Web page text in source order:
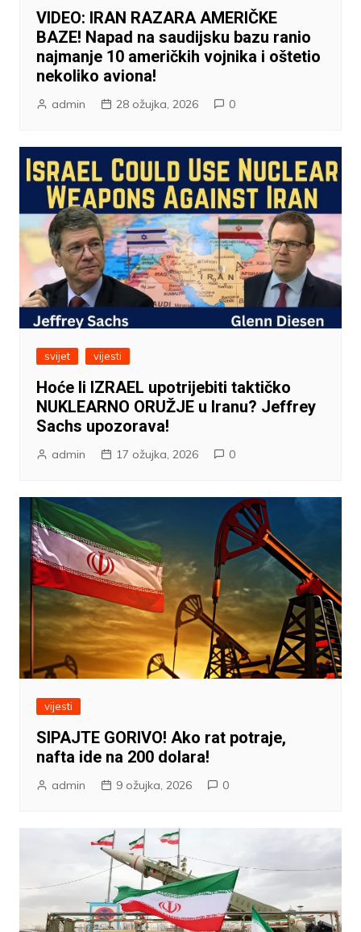
VIDEO: IRAN RAZARA AMERIČKE
BAZE! Napad na saudijsku bazu ranio
najmanje 10 američkih vojnika i oštetio
nekoliko aviona!
admin 28 ožujka, 2026 0
svijet vijesti
Hoće li IZRAEL upotrijebiti taktičko
NUKLEARNO ORUŽJE u Iranu? Jeffrey
Sachs upozorava!
admin 17 ožujka, 2026 0
vijesti
SIPAJTE GORIVO! Ako rat potraje,
nafta ide na 200 dolara!
admin 9 ožujka, 2026 0